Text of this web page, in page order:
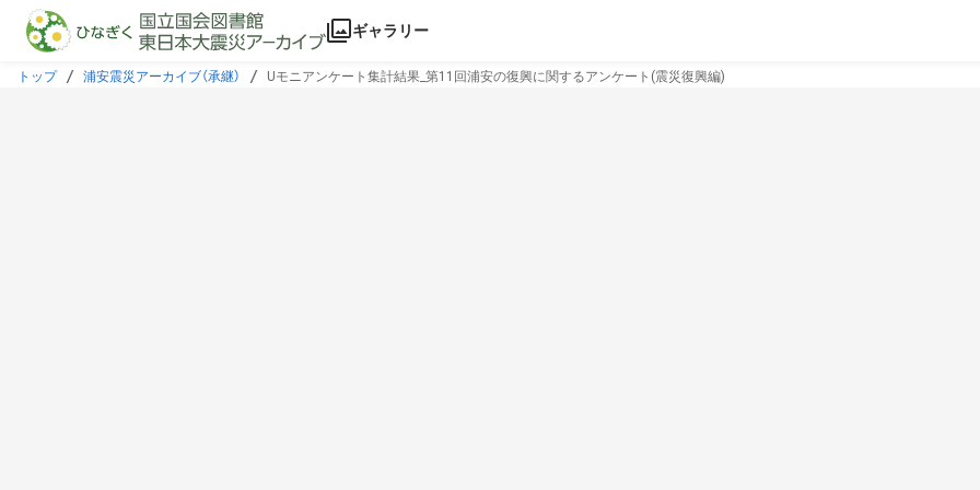
本文に飛ぶ
ギャラリー
トップ 浦安震災アーカイブ（承継） Uモニアンケート集計結果_第11回浦安の復興に関するアンケート(震災復興編)